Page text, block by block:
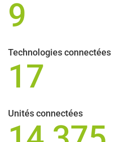
9
Technologies connectées
17
Unités connectées